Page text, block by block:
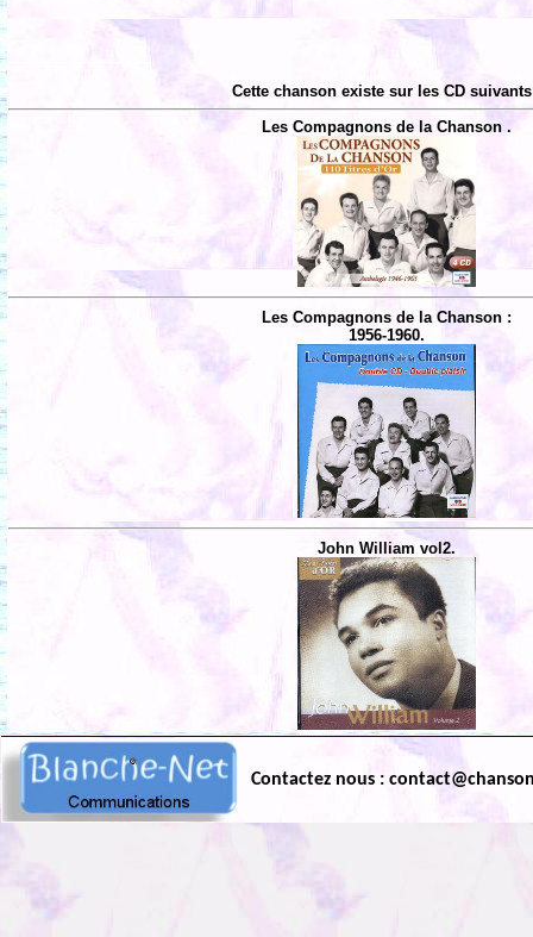
Cette chanson existe sur les CD
Les Compagnons de la Chanson .
Les Compagnons de la Chanson :
1956-1960.
John William vol2.
Contactez nous :